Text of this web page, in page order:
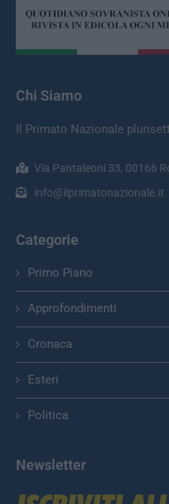
Chi Siamo
Il Primato Nazionale
Via Pantaleoni 33, 00166
info@ilprimatonazionale.it
Categorie
Primo Piano
Approfondimenti
Cronaca
Esteri
Politica
Newsletter